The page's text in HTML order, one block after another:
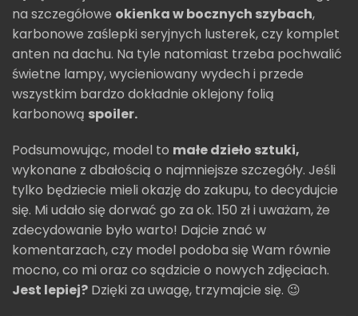
na szczegółowe okienka w bocznych szybach,
karbonowe zaślepki seryjnych lusterek, czy komplet
anten na dachu. Na tyle natomiast trzeba pochwalić
świetne lampy, wycieniowany wydech i przede
wszystkim bardzo dokładnie oklejony folią
karbonową spoiler.
Podsumowując, model to małe dzieło sztuki,
wykonane z dbałością o najmniejsze szczegóły. Jeśli
tylko będziecie mieli okazję do zakupu, to decydujcie
się. Mi udało się dorwać go za ok. 150 zł i uważam, że
zdecydowanie było warto! Dajcie znać w
komentarzach, czy model podoba się Wam równie
mocno, co mi oraz co sądzicie o nowych zdjęciach.
Jest lepiej? Dzięki za uwagę, trzymajcie się. 😉